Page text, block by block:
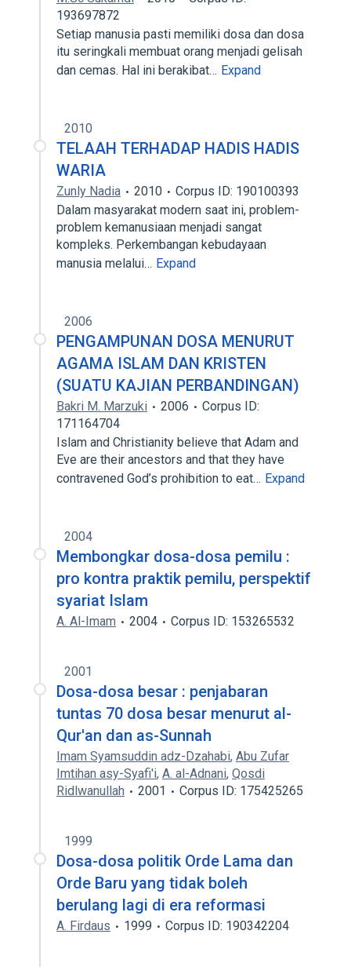
193697872
Setiap manusia pasti memiliki dosa dan dosa
itu seringkali membuat orang menjadi gelisah
dan cemas. Hal ini berakibat… Expand
2010
TELAAH TERHADAP HADIS HADIS
WARIA
Zunly Nadia 2010
Corpus ID: 190100393
Dalam masyarakat modern saat ini, problem-
problem kemanusiaan menjadi sangat
kompleks. Perkembangan kebudayaan
manusia melalui… Expand
2006
PENGAMPUNAN DOSA MENURUT
AGAMA ISLAM DAN KRISTEN
(SUATU KAJIAN PERBANDINGAN)
Bakri M. Marzuki 2006
Corpus ID:
171164704
Islam and Christianity believe that Adam and
Eve are their ancestors and that they have
contravened God’s prohibition to eat… Expand
2004
Membongkar dosa-dosa pemilu :
pro kontra praktik pemilu, perspektif
syariat Islam
A. Al-Imam 2004 Corpus ID: 153265532
2001
Dosa-dosa besar : penjabaran
tuntas 70 dosa besar menurut al-
Qur'an dan as-Sunnah
Imam Syamsuddin adz-Dzahabi, Abu Zufar
Imtihan asy-Syafi'i, A. al-Adnani, Qosdi
Ridlwanullah
2001 Corpus ID: 175425265
1999
Dosa-dosa politik Orde Lama dan
Orde Baru yang tidak boleh
berulang lagi di era reformasi
A. Firdaus 1999 Corpus ID: 190342204